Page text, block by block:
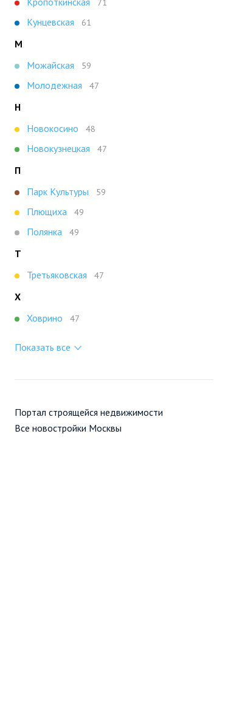
71
Кунцевская 61
М
Можайская
59
Молодежная 47
Н
Новокосино
48
Новокузнецкая 47
П
Парк Культуры
59
Плющиха 49
Полянка 49
Т
Третьяковская
47
Х
Ховрино
47
Показать все
Портал строящейся недвижимости
Все новостройки Москвы